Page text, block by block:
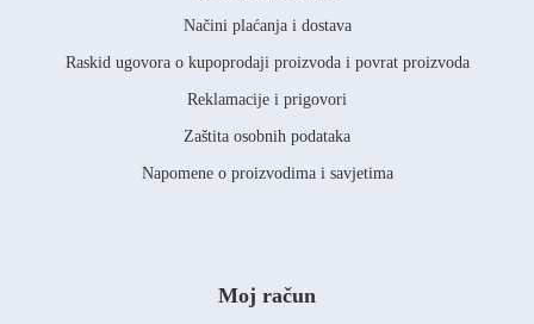
Načini plaćanja i dostava
Raskid ugovora o kupoprodaji proizvoda i povrat proizvoda
Reklamacije i prigovori
Zaštita osobnih podataka
Napomene o proizvodima i savjetima
Moj račun